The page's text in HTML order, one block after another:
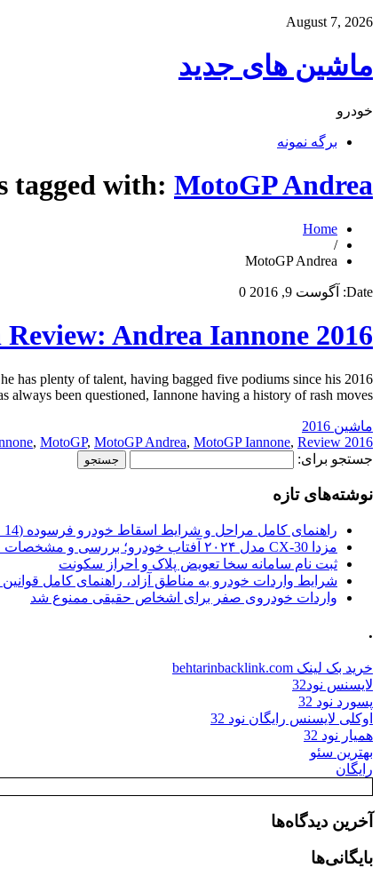
August 7, 2026
ماشین های جدید
خودرو
برگه نمونه
tagged with: MotoGP Andrea
Home
/
MotoGP Andrea
Date: آگوست 9, 2016 0
2016 MotoGP Mid-Season Review: Andrea Iannone
has plenty of talent, having bagged five podiums since his
been questioned, Iannone having a history of rash moves. […]
ماشین 2016
2016 Andrea
, MotoGP, MotoGP Andrea, MotoGP Iannone, Review:
جستجو برای:
نوشته‌های تازه
راهنمای کامل مراحل و شرایط اسقاط خودرو فرسوده (14 مرداد 1405)
مزدا CX-30 مدل ۲۰۲۴ آفتاب خودرو؛ بررسی و مشخصات فنی
ثبت نام سامانه سخا تعویض پلاک و احراز سکونت
شرایط واردات خودرو به مناطق آزاد، راهنمای کامل
واردات خودروی صفر برای اشخاص حقیقی ممنوع شد
.
خرید بک لینک behtarinbacklink.com
لایسنس نود32
پسورد نود 32
اوکلی لایسنس رایگان نود 32
همیار نود 32
بهترین سئو
رایگان
آخرین دیدگاه‌ها
بایگانی‌ها